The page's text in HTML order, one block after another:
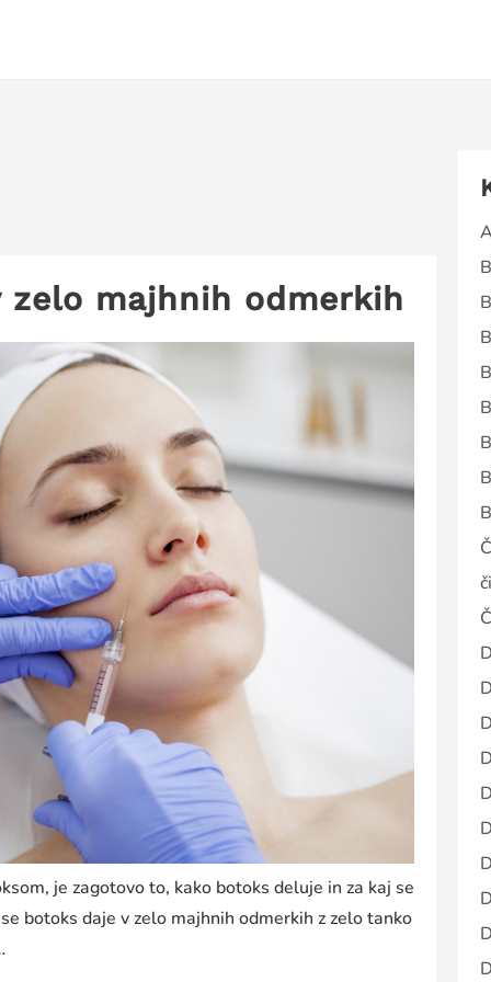
majhnih odmerkih
je zagotovo to, kako botoks deluje in za kaj se
botoks daje v zelo majhnih odmerkih z zelo tanko